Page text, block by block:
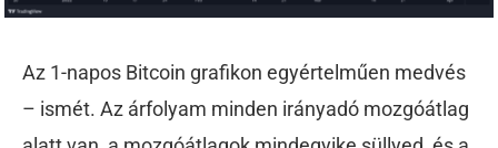
Az 1-napos Bitcoin grafikon egyértelműen medvés
– ismét. Az árfolyam minden irányadó mozgóátlag